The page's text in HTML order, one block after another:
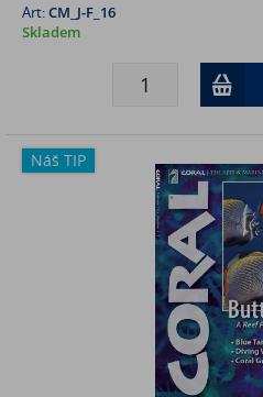
Art:CM_J-F_16
Skladem
Náš TIP